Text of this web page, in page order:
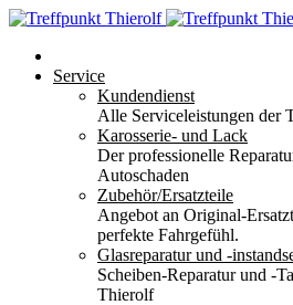
Service
Kundendienst
Alle Serviceleistungen der
Karosserie- und Lack
Der professionelle
Autoschaden
Zubehör/Ersatzteile
Angebot an Original-
perfekte Fahrgefühl.
Glasreparatur und -
Scheiben-Reparatur und -
Thierolf